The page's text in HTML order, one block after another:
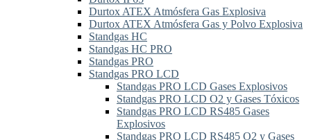
Durtox ATEX Atmósfera Gas Explosiva
Durtox ATEX Atmósfera Gas y Polvo Explosiva
Standgas HC
Standgas HC PRO
Standgas PRO
Standgas PRO LCD
Standgas PRO LCD Gases Explosivos
Standgas PRO LCD O2 y Gases Tóxicos
Standgas PRO LCD RS485 Gases
Explosivos
Standgas PRO LCD RS485 O2 y Gases